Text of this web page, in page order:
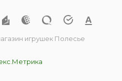
игрушек Полесье